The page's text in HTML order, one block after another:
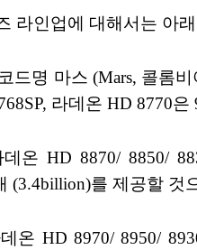
라인업에 대해서는 아
드명 마스 (Mars, 콜롬
라데온 HD 8770
온 HD 8870/ 8850/
(3.4billion)를 제공할 것
온 HD 8970/ 8950/